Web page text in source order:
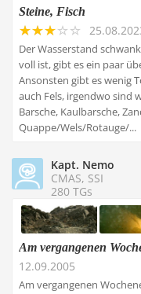
Steine, Fisch
Der Wasserstand
voll ist, gibt es ein paar
Ansonsten gibt es wenig
auch Fels, irgendwo sind
Barsche, Kaulbarsche,
Quappe/Wels/Rotauge/...
Kapt. Nemo
CMAS, SSI
280 TGs
Am vergangenen
12.09.2005
Am vergangenen